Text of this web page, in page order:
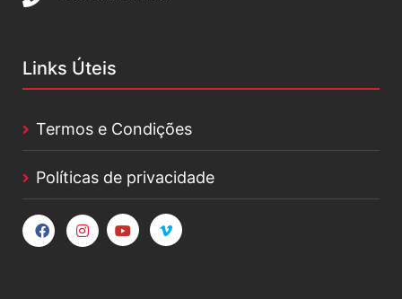
Links Úteis
Termos e Condições
Políticas de privacidade